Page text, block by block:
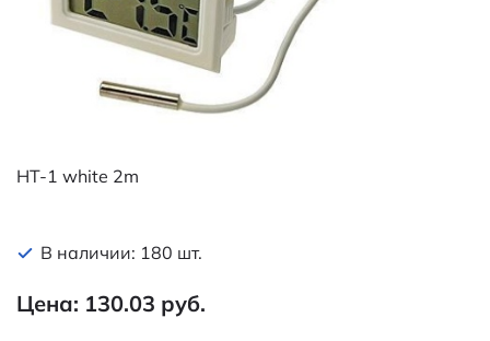
HT-1 white 2m
В наличии: 180 шт.
Цена: 130.03 руб.